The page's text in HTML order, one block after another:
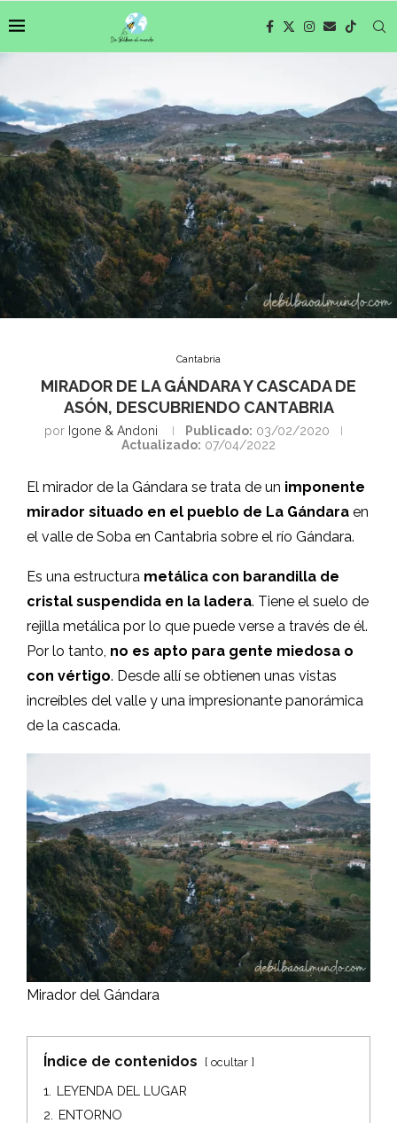
Cantabria
MIRADOR DE LA GÁNDARA Y CASCADA DE
ASÓN, DESCUBRIENDO CANTABRIA
por Igone & Andoni Publicado: 03/02/2020
Actualizado: 07/04/2022
El mirador de la Gándara se trata de un imponente
mirador situado en el pueblo de La Gándara en
el valle de Soba en Cantabria sobre el río Gándara.
Es una estructura metálica con barandilla de
cristal suspendida en la ladera. Tiene el suelo de
rejilla metálica por lo que puede verse a través de él.
Por lo tanto, no es apto para gente miedosa o
con vértigo. Desde allí se obtienen unas vistas
increíbles del valle y una impresionante panorámica
de la cascada.
Mirador del Gándara
Índice de contenidos ocultar
1.
LEYENDA DEL LUGAR
2.
ENTORNO